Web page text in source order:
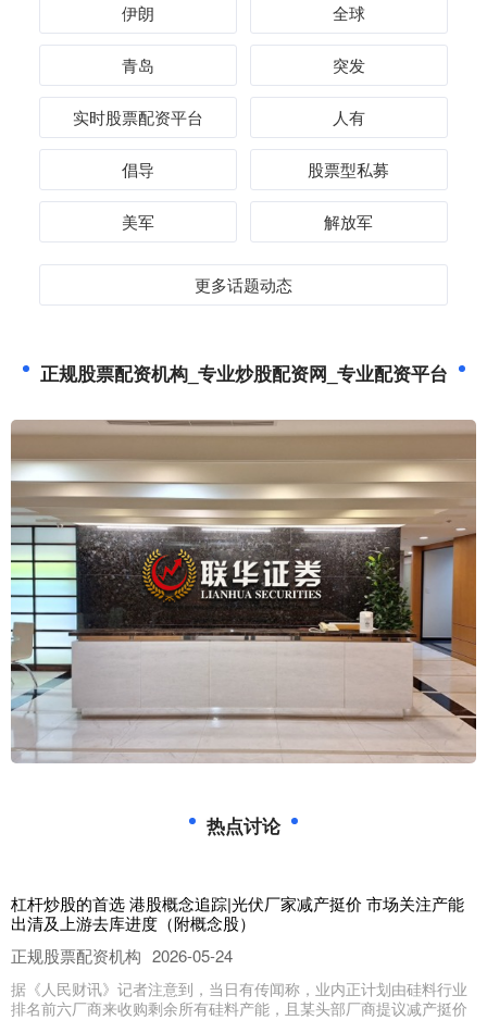
伊朗 全球
青岛 突发
实时股票配资平台 人有
倡导 股票型私募
美军 解放军
更多话题动态
正规股票配资机构_专业炒股配资网_专业配资平台
热点讨论
杠杆炒股的首选 港股概念追踪|光伏厂家减产挺价 市场关注产能
出清及上游去库进度（附概念股）
正规股票配资机构 2026-05-24
据《人民财讯》记者注意到，当日有传闻称，业内正计划由硅料行业
排名前六厂商来收购剩余所有硅料产能，且某头部厂商提议减产挺价